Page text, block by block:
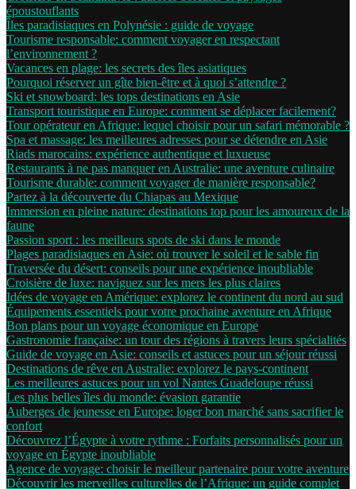
époustouflants
Îles paradisiaques en Polynésie : guide de voyage
Tourisme responsable: comment voyager en respectant
l’environnement ?
Vacances en plage: les secrets des îles asiatiques
Pourquoi réserver un gîte bien-être et à quoi s’attendre ?
Ski et snowboard: les tops destinations en Asie
Transport touristique en Europe: comment se déplacer facilement?
Tour opérateur en Afrique: lequel choisir pour un safari mémorable ?
Spa et massage: les meilleures adresses pour se détendre en Asie
Riads marocains: expérience authentique et luxueuse
Restaurants à ne pas manquer en Australie: une aventure culinaire
Tourisme durable: comment voyager de manière responsable?
Partez à la découverte du Chiapas au Mexique
Immersion en pleine nature: destinations top pour les amoureux de la
faune
Passion sport : les meilleurs spots de ski dans le monde
Plages paradisiaques en Asie: où trouver le soleil et le sable fin
Traversée du désert: conseils pour une expérience inoubliable
Croisière de luxe: naviguez sur les mers les plus claires
Idées de voyage en Amérique: explorez le continent du nord au sud
Équipements essentiels pour votre prochaine aventure en Afrique
Bon plans pour un voyage économique en Europe
Gastronomie française: un tour des régions à travers leurs spécialités
Guide de voyage en Asie: conseils et astuces pour un séjour réussi
Destinations de rêve en Australie: explorez le pays-continent
Les meilleures astuces pour un vol Nantes Guadeloupe réussi
Les plus belles îles du monde: évasion garantie
Auberges de jeunesse en Europe: loger bon marché sans sacrifier le
confort
Découvrez l’Égypte à votre rythme : Forfaits personnalisés pour un
voyage en Égypte inoubliable
Agence de voyage: choisir le meilleur partenaire pour votre aventure
Découvrir les merveilles culturelles de l’Afrique: un guide complet